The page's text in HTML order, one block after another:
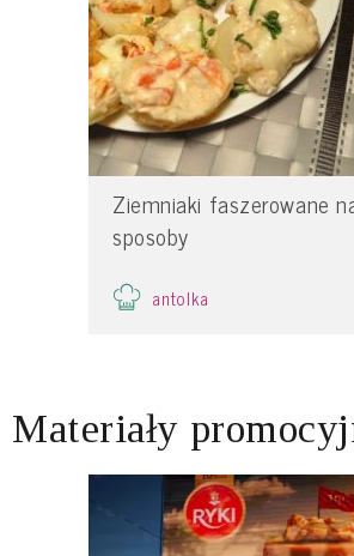
Ziemniaki faszerowane
sposoby
antolka
Materiały